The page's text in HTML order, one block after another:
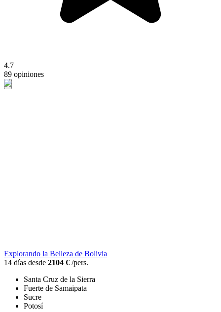
4.7
89 opiniones
Explorando la Belleza de Bolivia
14 días desde 2104 € /pers.
Santa Cruz de la Sierra
Fuerte de Samaipata
Sucre
Potosí